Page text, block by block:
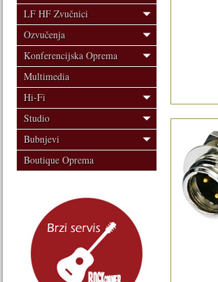
LF HF Zvučnici
Ozvučenja
Konferencijska Oprema
Multimedia
Hi-Fi
Studio
Bubnjevi
Boutique Oprema